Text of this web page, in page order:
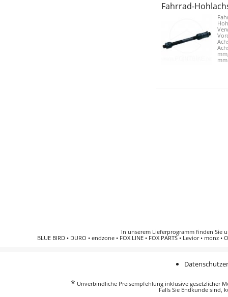
Fahrrad-
In unserem Lieferprogramm finden Sie
BLUE BIRD• DURO • endzone• FOX LINE• FOX PARTS• Levior• monz•
* Unverbindliche Preisempfehlung inklusive gesetzlicher
Falls Sie Endkunde sind,